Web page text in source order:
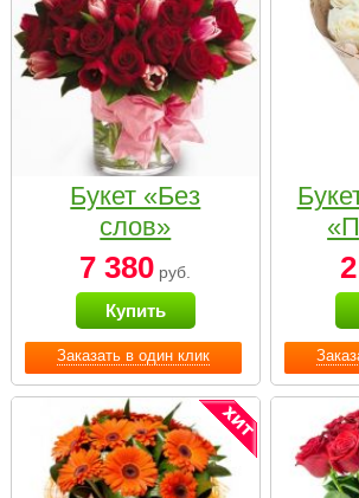
Заказать в один клик
Букет «Без
слов»
7 380 руб.
Купить